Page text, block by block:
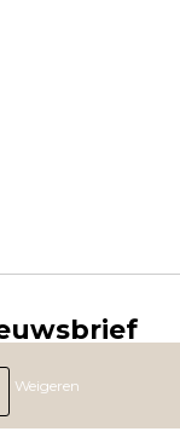
nooit nog
Weigeren